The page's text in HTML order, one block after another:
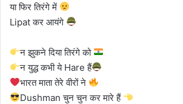
या फिर तिरंगे में
Lipat कर आयंगे
न झुकने दिया तिरंगे को
न युद्ध कभी ये Hare हैं
भारत माता तेरे वीरों ने
Dushman चुन चुन कर मारे हैं